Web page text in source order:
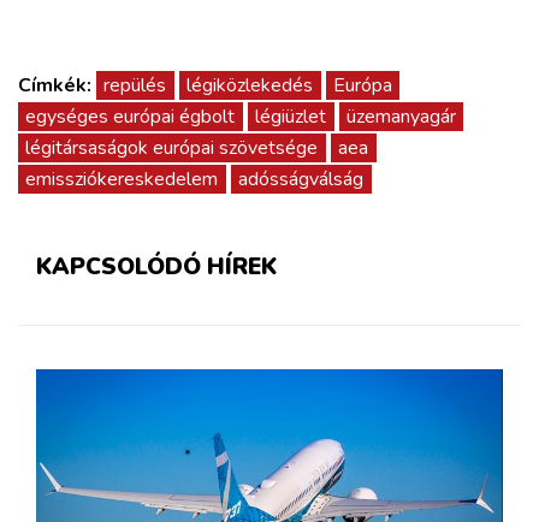
Címkék: repülés légiközlekedés
Európa
egységes európai égbolt
légiüzlet
üzemanyagár
légitársaságok európai szövetsége
aea
emissziókereskedelem
adósságválság
KAPCSOLÓDÓ HÍREK